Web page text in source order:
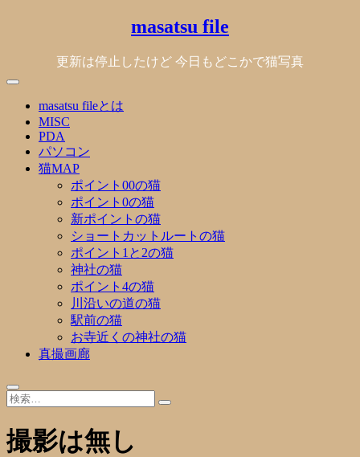
masatsu file
更新は停止したけど 今日もどこかで猫写真
masatsu fileとは
MISC
PDA
パソコン
猫MAP
ポイント00の猫
ポイント0の猫
新ポイントの猫
ショートカットルートの猫
ポイント1と2の猫
神社の猫
ポイント4の猫
川沿いの道の猫
駅前の猫
お寺近くの神社の猫
真撮画廊
撮影は無し